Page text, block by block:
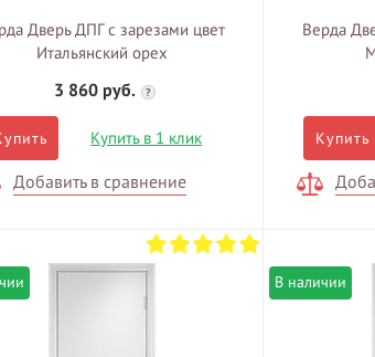
Дверь ДПГ с зарезами цвет
Итальянский орех
3 860 руб.
?
Купить в 1 клик
Добавить в сравнение
Верда
Купить
В наличии